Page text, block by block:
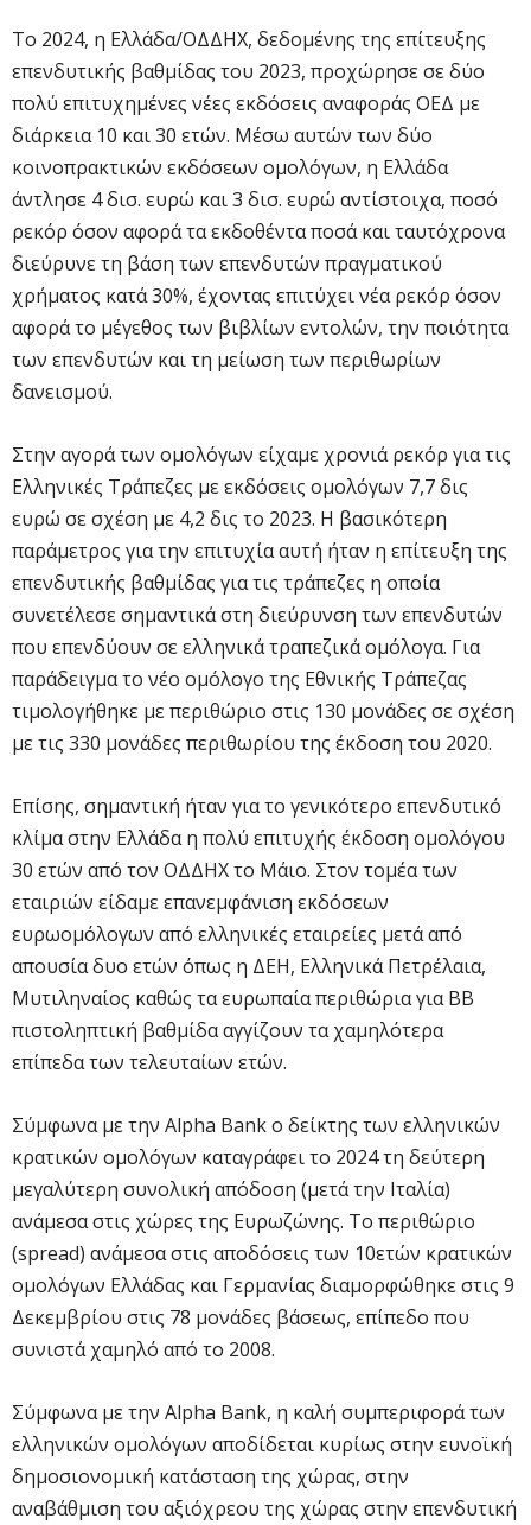
Το 2024, η Ελλάδα/ΟΔΔΗΧ, δεδομένης της επίτευξης
επενδυτικής βαθμίδας του 2023, προχώρησε σε δύο
πολύ επιτυχημένες νέες εκδόσεις αναφοράς ΟΕΔ με
διάρκεια 10 και 30 ετών. Μέσω αυτών των δύο
κοινοπρακτικών εκδόσεων ομολόγων, η Ελλάδα
άντλησε 4 δισ. ευρώ και 3 δισ. ευρώ αντίστοιχα, ποσό
ρεκόρ όσον αφορά τα εκδοθέντα ποσά και ταυτόχρονα
διεύρυνε τη βάση των επενδυτών πραγματικού
χρήματος κατά 30%, έχοντας επιτύχει νέα ρεκόρ όσον
αφορά το μέγεθος των βιβλίων εντολών, την ποιότητα
των επενδυτών και τη μείωση των περιθωρίων
δανεισμού.
Στην αγορά των ομολόγων είχαμε χρονιά ρεκόρ για τις
Ελληνικές Τράπεζες με εκδόσεις ομολόγων 7,7 δις
ευρώ σε σχέση με 4,2 δις το 2023. Η βασικότερη
παράμετρος για την επιτυχία αυτή ήταν η επίτευξη της
επενδυτικής βαθμίδας για τις τράπεζες η οποία
συνετέλεσε σημαντικά στη διεύρυνση των επενδυτών
που επενδύουν σε ελληνικά τραπεζικά ομόλογα. Για
παράδειγμα το νέο ομόλογο της Εθνικής Τράπεζας
τιμολογήθηκε με περιθώριο στις 130 μονάδες σε σχέση
με τις 330 μονάδες περιθωρίου της έκδοση του 2020.
Επίσης, σημαντική ήταν για το γενικότερο επενδυτικό
κλίμα στην Ελλάδα η πολύ επιτυχής έκδοση ομολόγου
30 ετών από τον ΟΔΔΗΧ το Μάιο. Στον τομέα των
εταιριών είδαμε επανεμφάνιση εκδόσεων
ευρωομόλογων από ελληνικές εταιρείες μετά από
απουσία δυο ετών όπως η ΔΕΗ, Ελληνικά Πετρέλαια,
Μυτιληναίος καθώς τα ευρωπαία περιθώρια για ΒΒ
πιστοληπτική βαθμίδα αγγίζουν τα χαμηλότερα
επίπεδα των τελευταίων ετών.
Σύμφωνα με την Αlpha Bank ο δείκτης των ελληνικών
κρατικών ομολόγων καταγράφει το 2024 τη δεύτερη
μεγαλύτερη συνολική απόδοση (μετά την Ιταλία)
ανάμεσα στις χώρες της Ευρωζώνης. Το περιθώριο
(spread) ανάμεσα στις αποδόσεις των 10ετών κρατικών
ομολόγων Ελλάδας και Γερμανίας διαμορφώθηκε στις 9
Δεκεμβρίου στις 78 μονάδες βάσεως, επίπεδο που
συνιστά χαμηλό από το 2008.
Σύμφωνα με την Αlpha Bank, η καλή συμπεριφορά των
ελληνικών ομολόγων αποδίδεται κυρίως στην ευνοϊκή
δημοσιονομική κατάσταση της χώρας, στην
αναβάθμιση του αξιόχρεου της χώρας στην επενδυτική